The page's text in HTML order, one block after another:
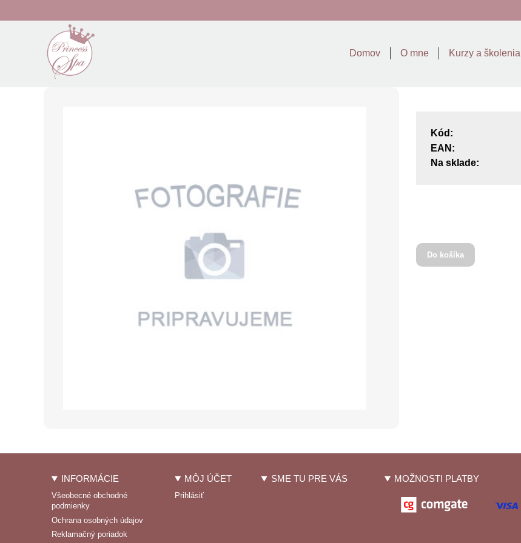
Domov O mne Kurzy a školenia
Kód:
EAN:
Na sklade:
Do košíka
INFORMÁCIE
Všeobecné obchodné
podmienky
Ochrana osobných údajov
Reklamačný poriadok
MÔJ ÚČET
Prihlásiť
SME TU PRE VÁS MOŽNOSTI PLATBY